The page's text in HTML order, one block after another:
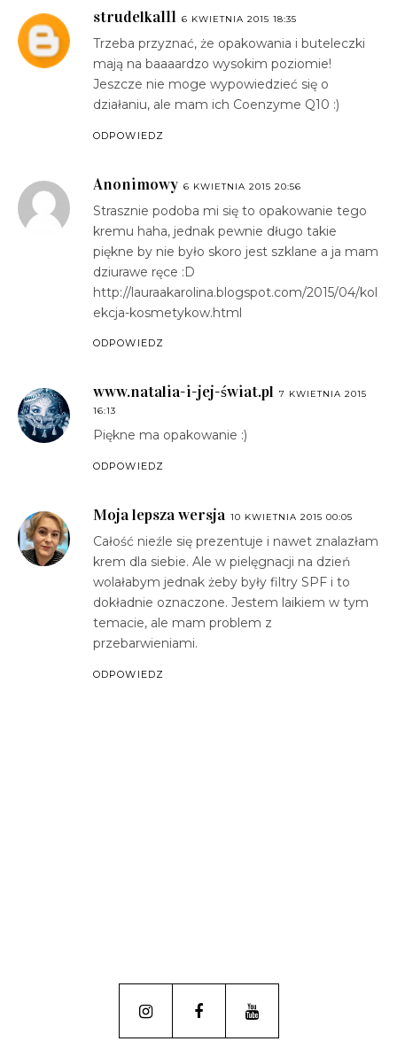
strudelka111 6 KWIETNIA 2015 18:35
Trzeba przyznać, że opakowania i buteleczki
mają na baaaardzo wysokim poziomie!
Jeszcze nie moge wypowiedzieć się o
działaniu, ale mam ich Coenzyme Q10 :)
ODPOWIEDZ
Anonimowy 6 KWIETNIA 2015 20:56
Strasznie podoba mi się to opakowanie tego
kremu haha, jednak pewnie długo takie
piękne by nie było skoro jest szklane a ja mam
dziurawe ręce :D
http://lauraakarolina.blogspot.com/2015/04/kol
ekcja-kosmetykow.html
ODPOWIEDZ
www.natalia-i-jej-świat.pl 7 KWIETNIA 2015
16:13
Piękne ma opakowanie :)
ODPOWIEDZ
Moja lepsza wersja 10 KWIETNIA 2015 00:05
Całość nieźle się prezentuje i nawet znalazłam
krem dla siebie. Ale w pielęgnacji na dzień
wolałabym jednak żeby były filtry SPF i to
dokładnie oznaczone. Jestem laikiem w tym
temacie, ale mam problem z
przebarwieniami.
ODPOWIEDZ